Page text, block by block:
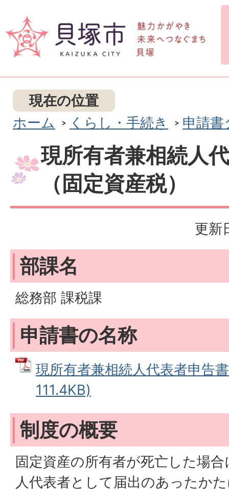
現在の位置
ホーム
くらし・手続き 申請書
現所有者兼相続人
（固定資産税）
更新
部課名
総務部 課税課
申請書の名称
現所有者兼相続人代表者申告
111.4KB)
制度の概要
固定資産の所有者が死亡した場
人代表者として届出のあったか